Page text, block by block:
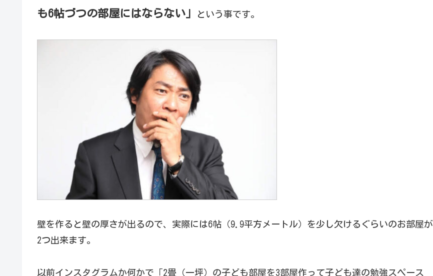
も6帖づつの部屋にはならない」
という事です。
壁を作ると壁の厚さが出るので、実際には6帖（9.9平方メートル）を少し欠けるぐらいのお部屋が
2つ出来ます。
以前インスタグラムか何かで「2畳（一坪）の子ども部屋を3部屋作って子ども達の勉強スペース